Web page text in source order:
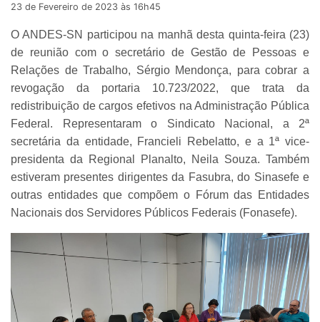
23 de Fevereiro de 2023 às 16h45
O ANDES-SN participou na manhã desta quinta-feira (23)
de reunião com o secretário de Gestão de Pessoas e
Relações de Trabalho, Sérgio Mendonça, para cobrar a
revogação da portaria 10.723/2022, que trata da
redistribuição de cargos efetivos na Administração Pública
Federal. Representaram o Sindicato Nacional, a 2ª
secretária da entidade, Francieli Rebelatto, e a 1ª vice-
presidenta da Regional Planalto, Neila Souza. Também
estiveram presentes dirigentes da Fasubra, do Sinasefe e
outras entidades que compõem o Fórum das Entidades
Nacionais dos Servidores Públicos Federais (Fonasefe).